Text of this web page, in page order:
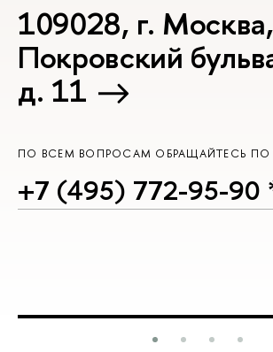
109028, г. Москва,
Покровский
д. 11
ПО ВСЕМ ВОПРОСАМ ОБРАЩАЙТЕСЬ ПО
+7 (495) 772-95-90